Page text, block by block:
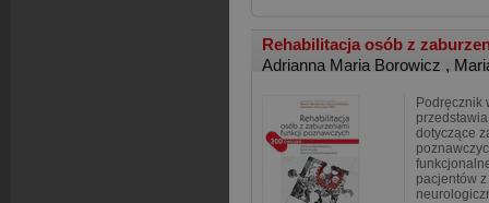
Rehabilitacja osób z
Adrianna Maria Borowicz ,
Podręcznik
dotyczące
pacjentów